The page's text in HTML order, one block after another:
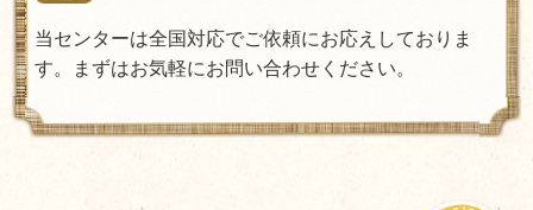
当センターは全国対応でご依頼にお応えしておりま
す。まずはお気軽にお問い合わせください。